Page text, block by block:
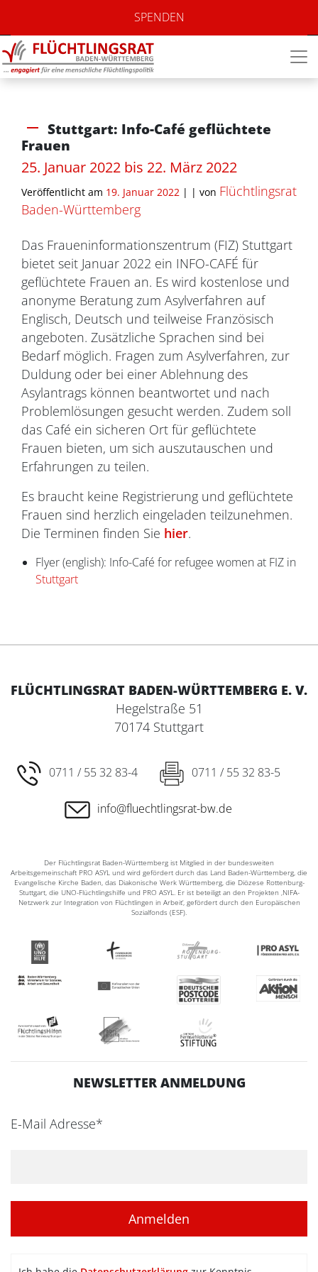
SPENDEN
Stuttgart: Info-Café geflüchtete
Frauen
25. Januar 2022 bis 22. März 2022
Veröffentlicht am 19. Januar 2022 | | von Flüchtlingsrat
Baden-Württemberg
Das Fraueninformationszentrum (FIZ) Stuttgart
bietet seit Januar 2022 ein INFO-CAFÉ für
geflüchtete Frauen an. Es wird kostenlose und
anonyme Beratung zum Asylverfahren auf
Englisch, Deutsch und teilweise Französisch
angeboten. Zusätzliche Sprachen sind bei
Bedarf möglich. Fragen zum Asylverfahren, zur
Duldung oder bei einer Ablehnung des
Asylantrags können beantwortet und nach
Problemlösungen gesucht werden. Zudem soll
das Café ein sicheren Ort für geflüchtete
Frauen bieten, um sich auszutauschen und
Erfahrungen zu teilen.
Es braucht keine Registrierung und geflüchtete
Frauen sind herzlich eingeladen teilzunehmen.
Die Terminen finden Sie hier.
Flyer (english): Info-Café for refugee women at FIZ in
Stuttgart
FLÜCHTLINGSRAT BADEN-WÜRTTEMBERG E. V.
Hegelstraße 51
70174 Stuttgart
0711 / 55 32 83-4 0711 / 55 32 83-5
info@fluechtlingsrat-bw.de
Der Flüchtlingsrat Baden-Württemberg ist Mitglied in der bundesweiten
Arbeitsgemeinschaft PRO ASYL und wird gefördert durch das Land Baden-Württemberg, die
Evangelische Kirche Baden, das Diakonische Werk Württemberg, die Diözese Rottenburg-
Stuttgart, die UNO-Flüchtlingshilfe und PRO ASYL. Er ist beteiligt an den Projekten ‚NIFA-
Netzwerk zur Integration von Flüchtlingen in Arbeit‘, gefördert durch den Europäischen
Sozialfonds (ESF).
NEWSLETTER ANMELDUNG
E-Mail Adresse*